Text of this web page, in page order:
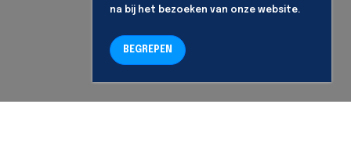
na bij het bezoeken van onze website.
BEGREPEN